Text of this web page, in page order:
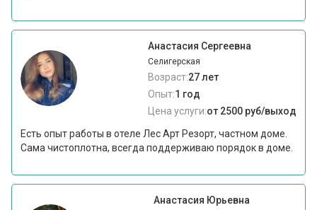
Анастасия Сергеевна
Селигерская
Возраст:27 лет
Опыт:1 год
Цена услуги:от 2500 руб/выход
Есть опыт работы в отеле Лес Арт Резорт, частном доме.
Сама чистоплотна, всегда поддерживаю порядок в доме.
Анастасия Юрьевна